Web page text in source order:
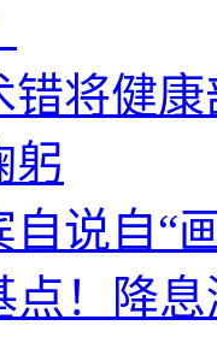
错将健
躬
说自“
点！降